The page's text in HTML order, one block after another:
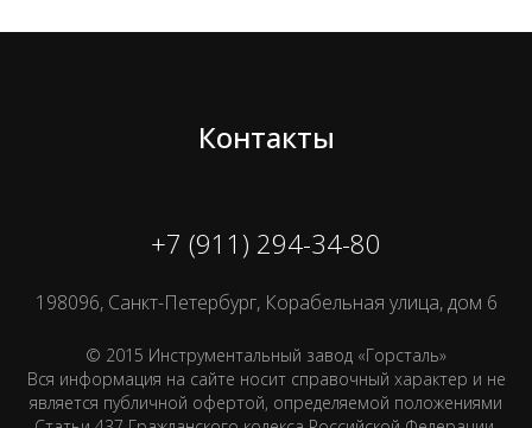
Контакты
+7 (911) 294-34-80
198096, Санкт-Петербург, Корабельная улица, дом 6
© 2015 Инструментальный завод «Горсталь»
Вся информация на сайте носит справочный характер и не
является публичной офертой, определяемой положениями